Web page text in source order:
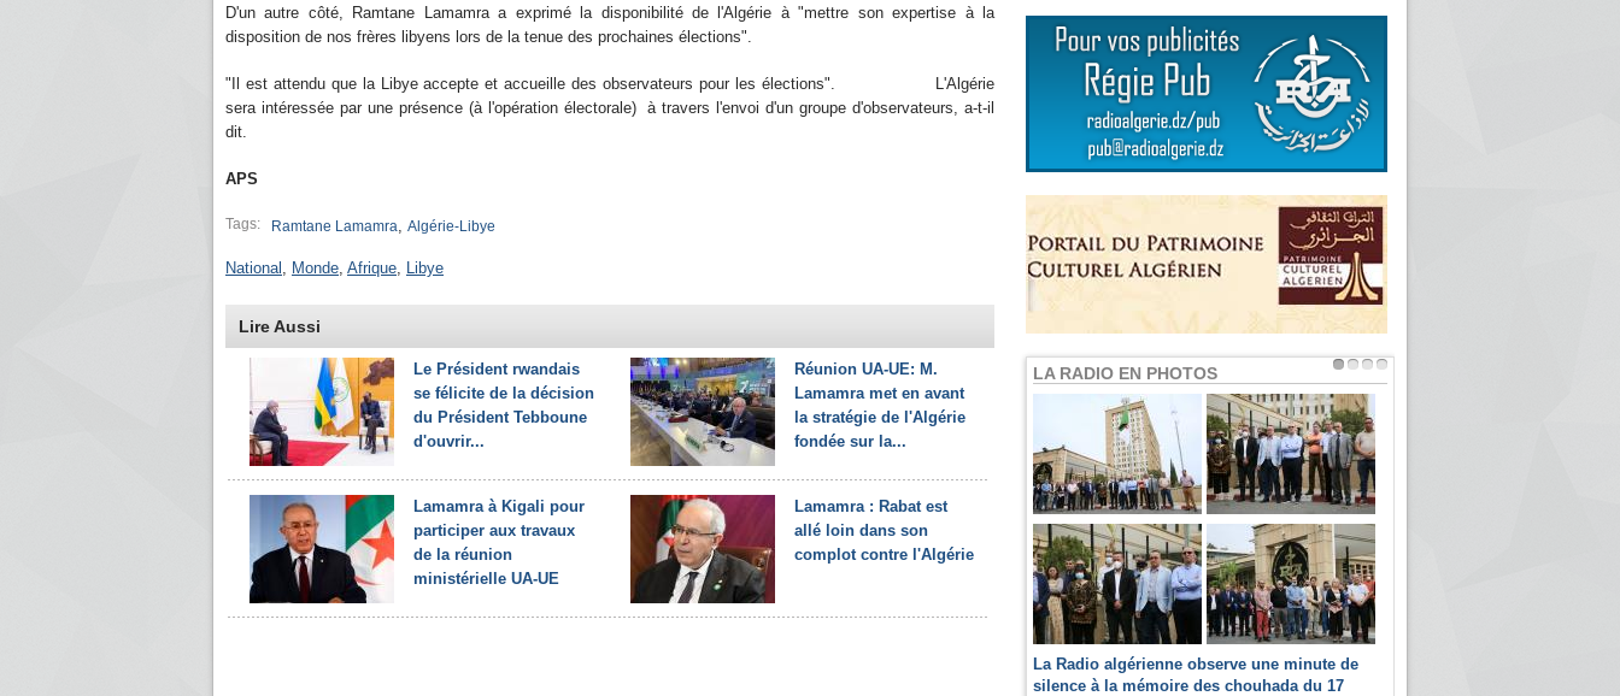
D'un autre côté, Ramtane Lamamra a exprimé la disponibilité de l'Algérie à "mettre son expertise à la
disposition de nos frères libyens lors de la tenue des prochaines élections".
"Il est attendu que la Libye accepte et accueille des observateurs pour les élections". L'Algérie
sera intéressée par une présence (à l'opération électorale) à travers l'envoi d'un groupe d'observateurs, a-t-il
dit.
APS
Tags: Ramtane Lamamra, Algérie-Libye
National , Monde, Afrique, Libye
Lire Aussi
Le Président rwandais
se félicite de la décision
du Président Tebboune
d'ouvrir...
Réunion UA-UE: M.
Lamamra met en avant
la stratégie de l'Algérie
fondée sur la...
Lamamra à Kigali pour
participer aux travaux
de la réunion
ministérielle UA-UE
Lamamra : Rabat est
allé loin dans son
complot contre l'Algérie
LA RADIO EN PHOTOS
La Radio algérienne observe une minute de
silence à la mémoire des chouhada du 17